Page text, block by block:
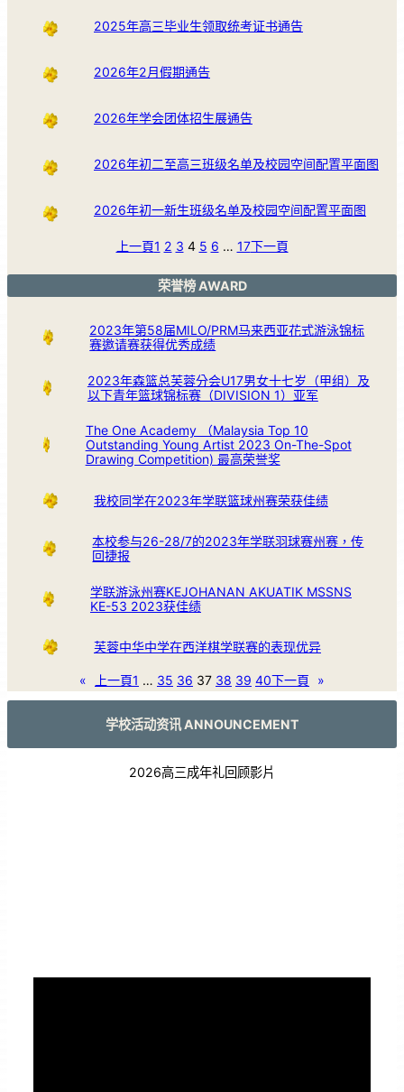
2025年高三毕业生领取统考证书通告
2026年2月假期通告
2026年学会团体招生展通告
2026年初二至高三班级名单及校园空间配置平面图
2026年初一新生班级名单及校园空间配置平面图
上一頁1 2 3 4 5 6 … 17下一頁
荣誉榜 AWARD
2023年第58届MILO/PRM马来西亚花式游泳锦标
赛邀请赛获得优秀成绩
2023年森篮总芙蓉分会U17男女十七岁（甲组）及
以下青年篮球锦标赛（DIVISION 1）亚军
The One Academy （Malaysia Top 10
Outstanding Young Artist 2023 On-The-Spot
Drawing Competition) 最高荣誉奖
我校同学在2023年学联篮球州赛荣获佳绩
本校参与26-28/7的2023年学联羽球赛州赛，传
回捷报
学联游泳州赛KEJOHANAN AKUATIK MSSNS
KE-53 2023获佳绩
芙蓉中华中学在西洋棋学联赛的表现优异
« 上一頁1 … 35 36 37 38 39 40下一頁 »
学校活动资讯 ANNOUNCEMENT
2026高三成年礼回顾影片